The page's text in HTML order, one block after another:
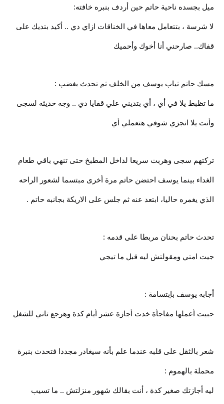
ميل بجسده ناحية حاتم حين أردف بنبره خافته:
لا شرسة ، بتتعامل معاها في الخناقات ازاي دي .. أكيد بتديك على
قفاك.. صارحني أنا أخوك وأحميك
مسك حاتم ثياب يوسف من الخلف ثم تحدث بغضب :
ما تظبط يلا في أي ، أي بتديني علي قفايا دي .. وجه حديثه لسجى
وأنت يلا انجزي شوفي هتعملي أي
تركتهم سجى وهربت سريعا لداخل المطبخ حتى تنهي باقي طعام
الغداء بينما يوسف احتضن حاتم مرة أخرى مبتسما لشعور الراحه
الذي يغمره حاليا، ابتعد عنه ثم جلس على الاريكة بجانبه حاتم .
تحدث حاتم بحنان مربطا على قدمه :
جيت امتي ومقولتش ليه قبل ما تيجي
أجابه يوسف بإبتسامة :
حبيت أعملها مفاجأة خدت أجازة عشر أيام كدة وهرجع تاني للشغل
شعر بالثقل على قلبه عندما علم بأنه سيغادر مجددا فتحدث بنبرة
محملة بالهموم :
ليه أجازتك صغير كدة ، أنت بقالك شهور منزلتش .. ما تسيب